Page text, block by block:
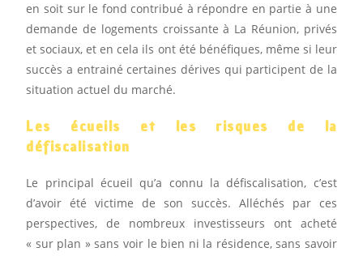
en soit sur le fond contribué à répondre en partie à une
demande de logements croissante à La Réunion, privés
et sociaux, et en cela ils ont été bénéfiques, même si leur
succès a entrainé certaines dérives qui participent de la
situation actuel du marché.
Les écueils et les risques de la
défiscalisation
Le principal écueil qu’a connu la défiscalisation, c’est
d’avoir été victime de son succès. Alléchés par ces
perspectives, de nombreux investisseurs ont acheté
« sur plan » sans voir le bien ni la résidence, sans savoir